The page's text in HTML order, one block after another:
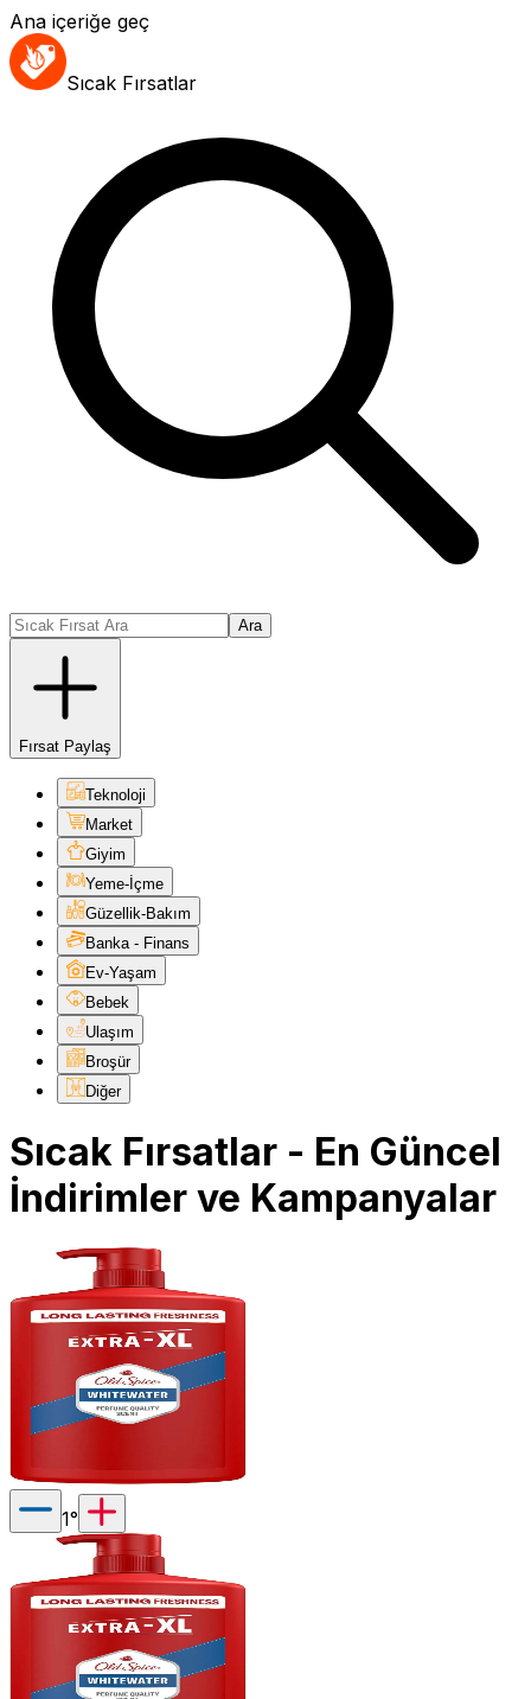
Ana içeriğe geç
Sıcak Fırsatlar
Ara
Fırsat Paylaş
Teknoloji
Market
Giyim
Yeme-İçme
Güzellik-Bakım
Banka - Finans
Ev-Yaşam
Bebek
Ulaşım
Broşür
Diğer
Sıcak Fırsatlar - En Güncel
İndirimler ve Kampanyalar
1°